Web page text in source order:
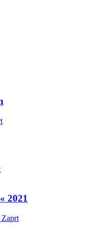
2021
Zaprt